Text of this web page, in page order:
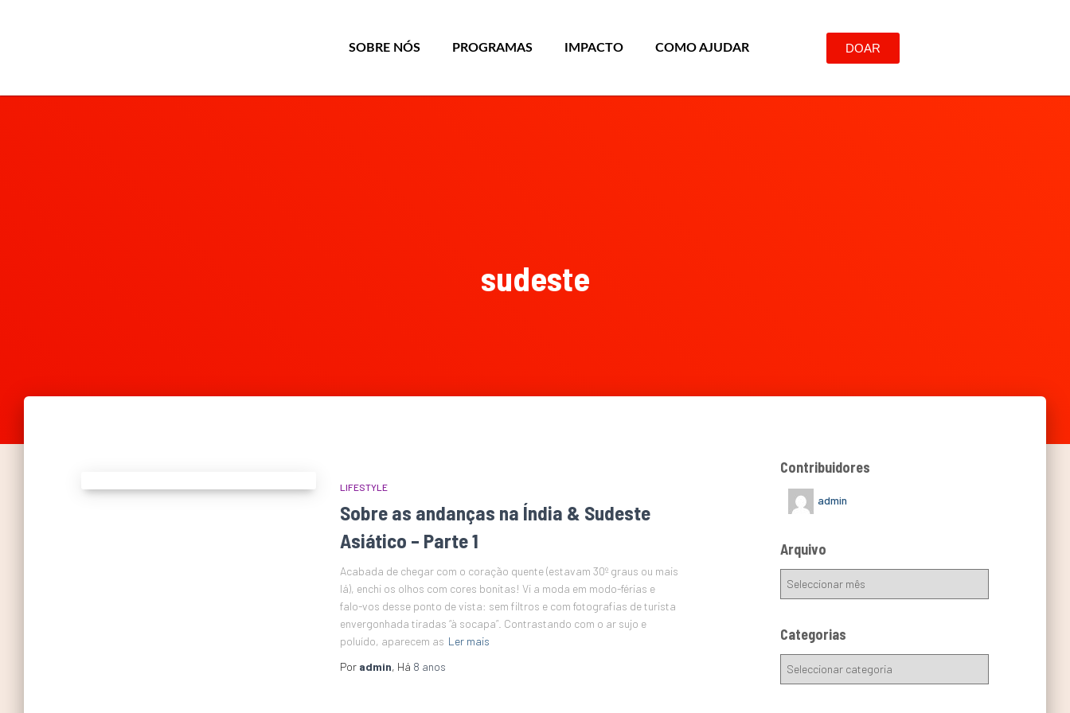
SOBRE NÓS PROGRAMAS IMPACTO COMO AJUDAR DOAR
sudeste
LIFESTYLE
Sobre as andanças na Índia & Sudeste
Asiático – Parte 1
Acabada de chegar com o coração quente (estavam 30º graus ou mais
lá), enchi os olhos com cores bonitas! Vi a moda em modo-férias e
falo-vos desse ponto de vista: sem filtros e com fotografias de turista
envergonhada tiradas “à socapa”. Contrastando com o ar sujo e
poluído, aparecem as Ler mais
Por admin, Há 8 anos
Contribuidores
admin
Arquivo
Categorias